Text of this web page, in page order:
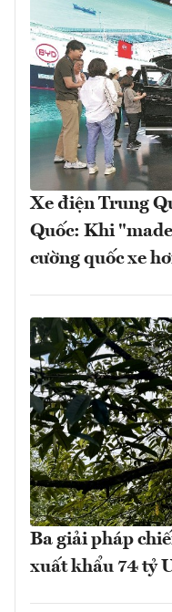
Xe điện Trung
Quốc: Khi
cường quốc xe
Ba giải pháp
xuất khẩu 74 tỷ